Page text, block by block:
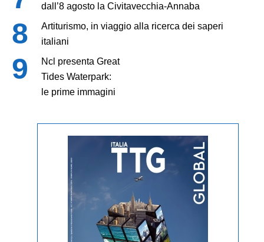
dall’8 agosto la Civitavecchia-Annaba
Artiturismo, in viaggio alla ricerca dei saperi
italiani
Ncl presenta Great
Tides Waterpark:
le prime immagini